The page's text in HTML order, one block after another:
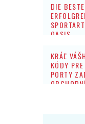
DIE
OASIS
KRÁĽ
KÓDY
PORTY